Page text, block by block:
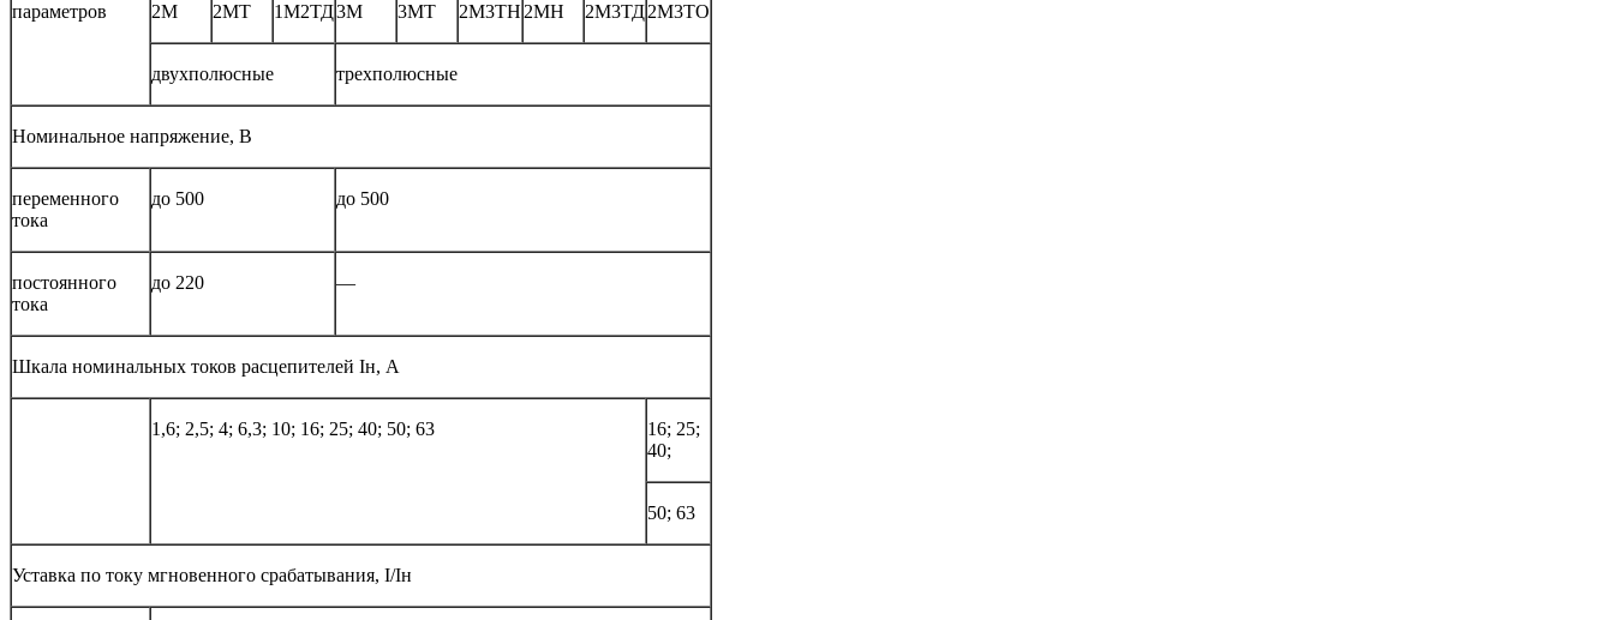
параметров
2М
2МТ
1М2ТД3М
3МТ
2М3ТН2МН
2М3ТД2М3ТО
двухполюсные трехполюсные
Номинальное напряжение, В
переменного
тока
до 500 до 500
постоянного
тока
до 220 —
Шкала номинальных токов расцепителей Iн, А
1,6; 2,5; 4; 6,3; 10; 16; 25; 40; 50; 63
16; 25;
40;
50; 63
Уставка по току мгновенного срабатывания, I/Iн